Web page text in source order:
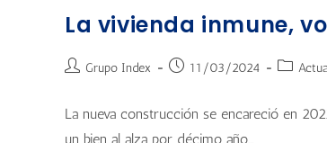
La vivienda inmune,
Grupo Index 11/03/2024
La nueva construcción se encareció en
un bien al alza por décimo año…